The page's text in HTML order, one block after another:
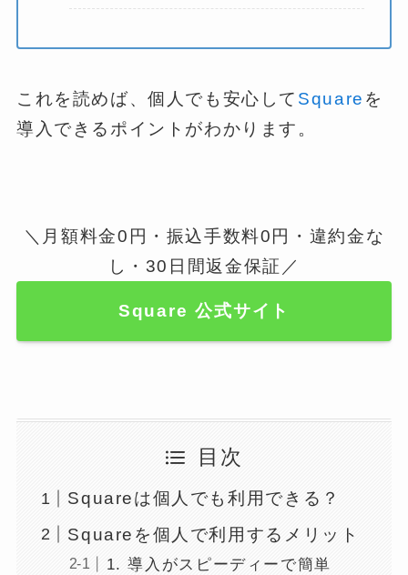
これを読めば、個人でも安心して Square を
導入できるポイントがわかります。
＼月額料金0円・振込手数料0円・違約金な
し・30日間返金保証／
Square 公式サイト
目次
Squareは個人でも利用できる？
Squareを個人で利用するメリット
1. 導入がスピーディーで簡単